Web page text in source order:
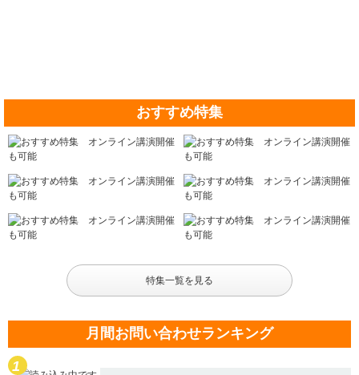
おすすめ特集
特集一覧を見る
月間お問い合わせランキング